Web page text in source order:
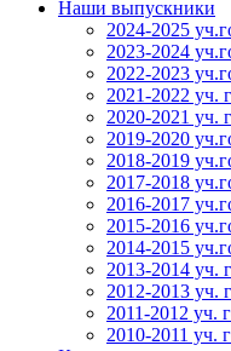
Наши выпускники
2024-2025
2023-2024
2022-2023
2021-2022 уч.
2020-2021 уч.
2019-2020
2018-2019
2017-2018
2016-2017
2015-2016
2014-2015
2013-2014 уч.
2012-2013 уч.
2011-2012 уч.
2010-2011 уч.